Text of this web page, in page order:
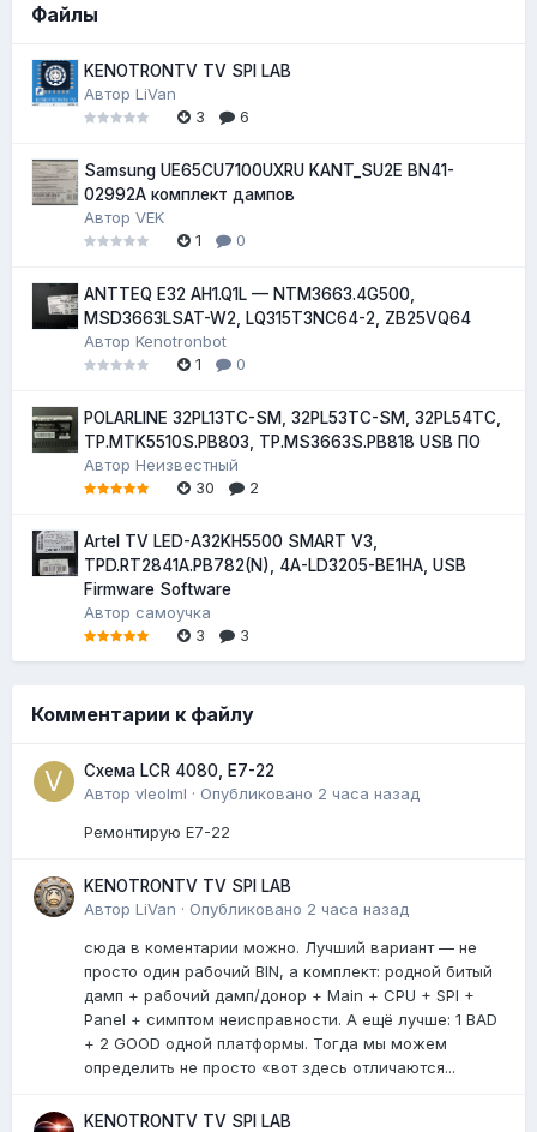
Файлы
KENOTRONTV TV SPI LAB
Автор LiVan
3
6
Samsung UE65CU7100UXRU KANT_SU2E BN41-
02992A комплект дампов
Автор VEK
1
0
ANTTEQ E32 AH1.Q1L — NTM3663.4G500,
MSD3663LSAT-W2, LQ315T3NC64-2, ZB25VQ64
Автор Kenotronbot
1
0
POLARLINE 32PL13TC-SM, 32PL53TC-SM, 32PL54TC,
TP.MTK5510S.PB803, TP.MS3663S.PB818 USB ПО
Автор Неизвестный
30
2
Artel TV LED-A32KH5500 SMART V3,
TPD.RT2841A.PB782(N), 4A-LD3205-BE1HA, USB
Firmware Software
Автор самоучка
3
3
Комментарии к файлу
Схема LCR 4080, E7-22
Автор vleolml · Опубликовано 2 часа назад
Ремонтирую E7-22
KENOTRONTV TV SPI LAB
Автор LiVan · Опубликовано 2 часа назад
сюда в коментарии можно. Лучший вариант — не
просто один рабочий BIN, а комплект: родной битый
дамп + рабочий дамп/донор + Main + CPU + SPI +
Panel + симптом неисправности. А ещё лучше: 1 BAD
+ 2 GOOD одной платформы. Тогда мы можем
определить не просто «вот здесь отличаются...
KENOTRONTV TV SPI LAB